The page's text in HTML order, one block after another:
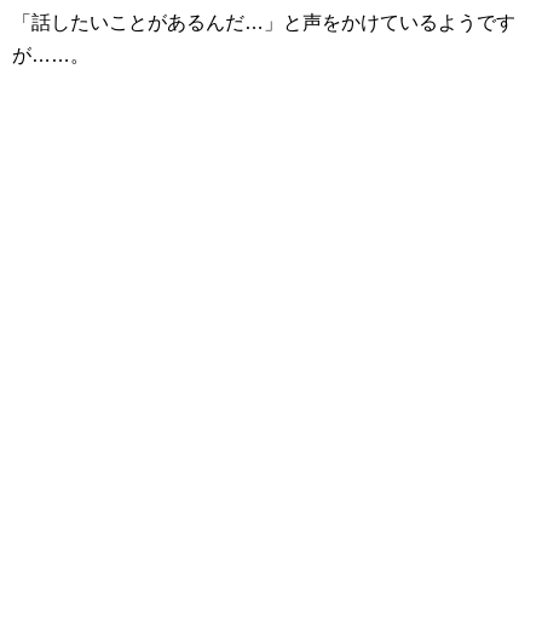
「話したいことがあるんだ…」と声をかけているようです
が……。